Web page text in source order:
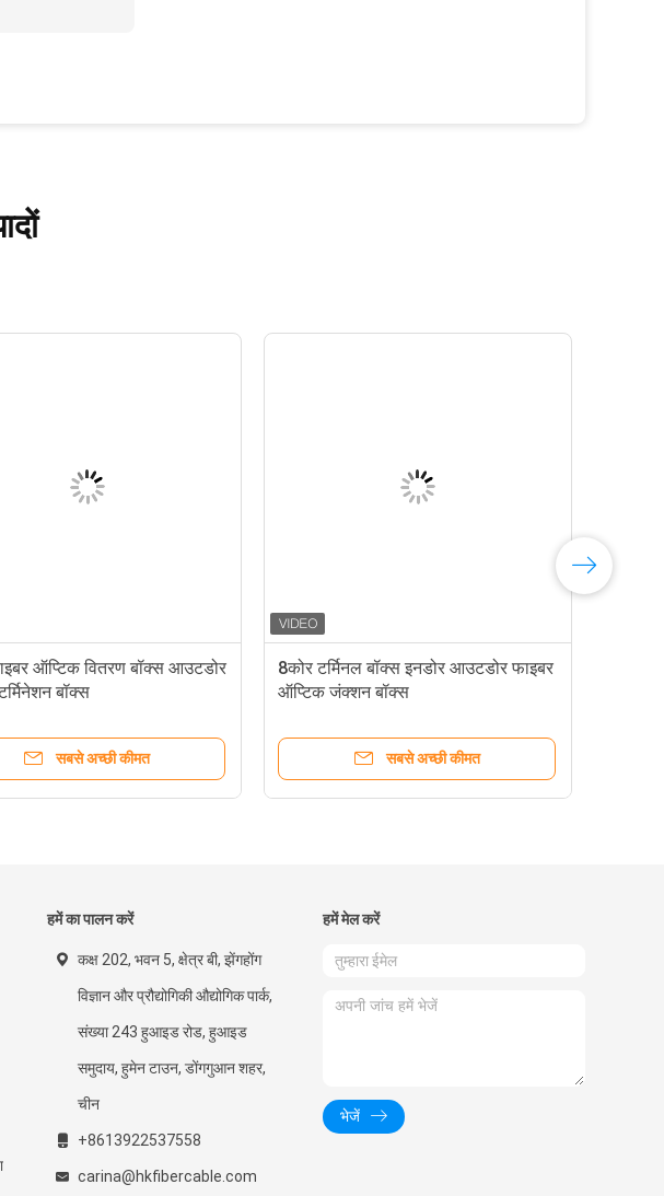
ऑप्टिक वितरण बॉक्स आउटडोर
बॉक्स
सबसे अच्छी कीमत
8कोर टर्मिनल बॉक्स इनडोर आउटडोर फाइबर
ऑप्टिक जंक्शन बॉक्स
सबसे अच्छी कीमत
हमें का पालन करें
कक्ष 202, भवन 5, क्षेत्र बी, झेंगहोंग
विज्ञान और प्रौद्योगिकी औद्योगिक पार्क,
संख्या 243 हुआइड रोड, हुआइड
समुदाय, हुमेन टाउन, डोंगगुआन शहर,
चीन
+8613922537558
carina@hkfibercable.com
हमें मेल करें
भेजें